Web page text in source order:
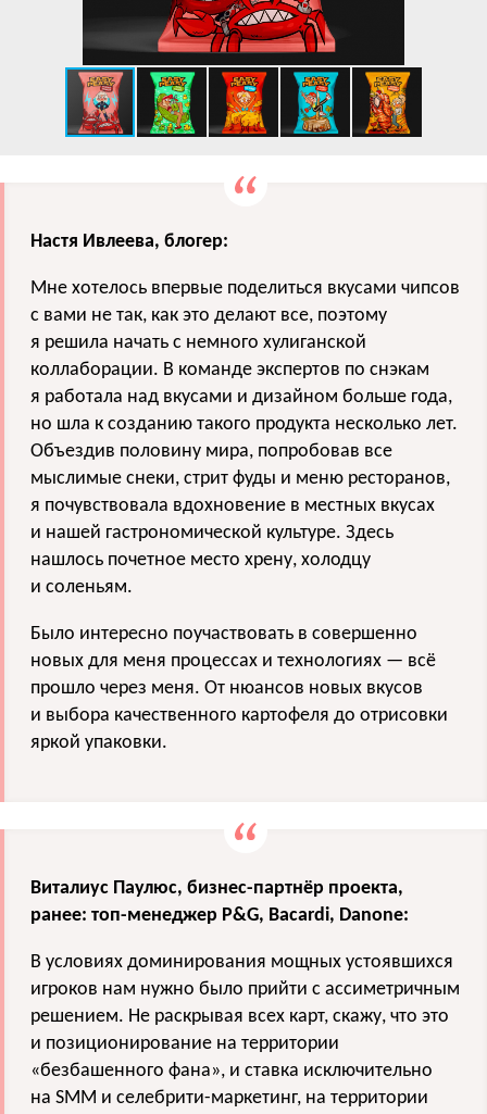
Настя Ивлеева, блогер:
Мне хотелось впервые поделиться вкусами чипсов
с вами не так, как это делают все, поэтому
я решила начать с немного хулиганской
коллаборации. В команде экспертов по снэкам
я работала над вкусами и дизайном больше года,
но шла к созданию такого продукта несколько лет.
Объездив половину мира, попробовав все
мыслимые снеки, стрит фуды и меню ресторанов,
я почувствовала вдохновение в местных вкусах
и нашей гастрономической культуре. Здесь
нашлось почетное место хрену, холодцу
и соленьям.
Было интересно поучаствовать в совершенно
новых для меня процессах и технологиях — всё
прошло через меня. От нюансов новых вкусов
и выбора качественного картофеля до отрисовки
яркой упаковки.
Виталиус Паулюс, бизнес-партнёр проекта,
ранее: топ-менеджер P&G, Bacardi, Danone:
В условиях доминирования мощных устоявшихся
игроков нам нужно было прийти с ассиметричным
решением. Не раскрывая всех карт, скажу, что это
и позиционирование на территории
«безбашенного фана», и ставка исключительно
на SMM и селебрити-маркетинг, на территории